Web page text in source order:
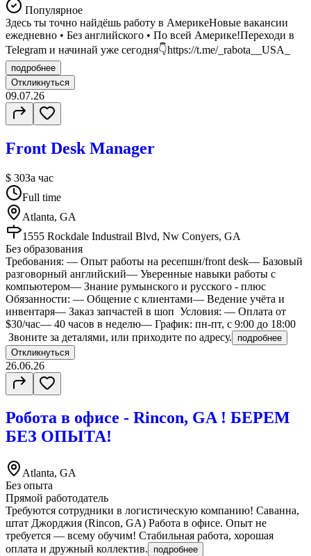
Популярное
Здесь ты точно найдёшь работу в АмерикеНовые вакансии
ежедневно • Без английского • По всей Америке!Переходи в
Telegram и начинай уже сегодня👇https://t.me/_rabota__USA_
подробнее
Откликнуться
09.07.26
Front Desk Manager
$ 30За час
Full time
Atlanta, GA
1555 Rockdale Industrail Blvd, Nw Conyers, GA
Без образования
Требования: — Опыт работы на ресепшн/front desk— Базовый
разговорный английский— Уверенные навыки работы с
компьютером— Знание румынского и русского - плюс
Обязанности: — Общение с клиентами— Ведение учёта и
инвентаря— Заказ запчастей в шоп Условия: — Оплата от
$30/час— 40 часов в неделю— График: пн-пт, с 9:00 до 18:00
Звоните за деталями, или приходите по адресу.
подробнее
Откликнуться
26.06.26
Робота в офисе - Rincon, GA ! БЕРЕМ
БЕЗ ОПЫТА!
Atlanta, GA
Без опыта
Прямой работодатель
Требуются сотрудники в логистическую компанию! Саванна,
штат Джорджия (Rincon, GA) Работа в офисе. Опыт не
требуется — всему обучим! Стабильная работа, хорошая
оплата и дружный коллектив.
подробнее